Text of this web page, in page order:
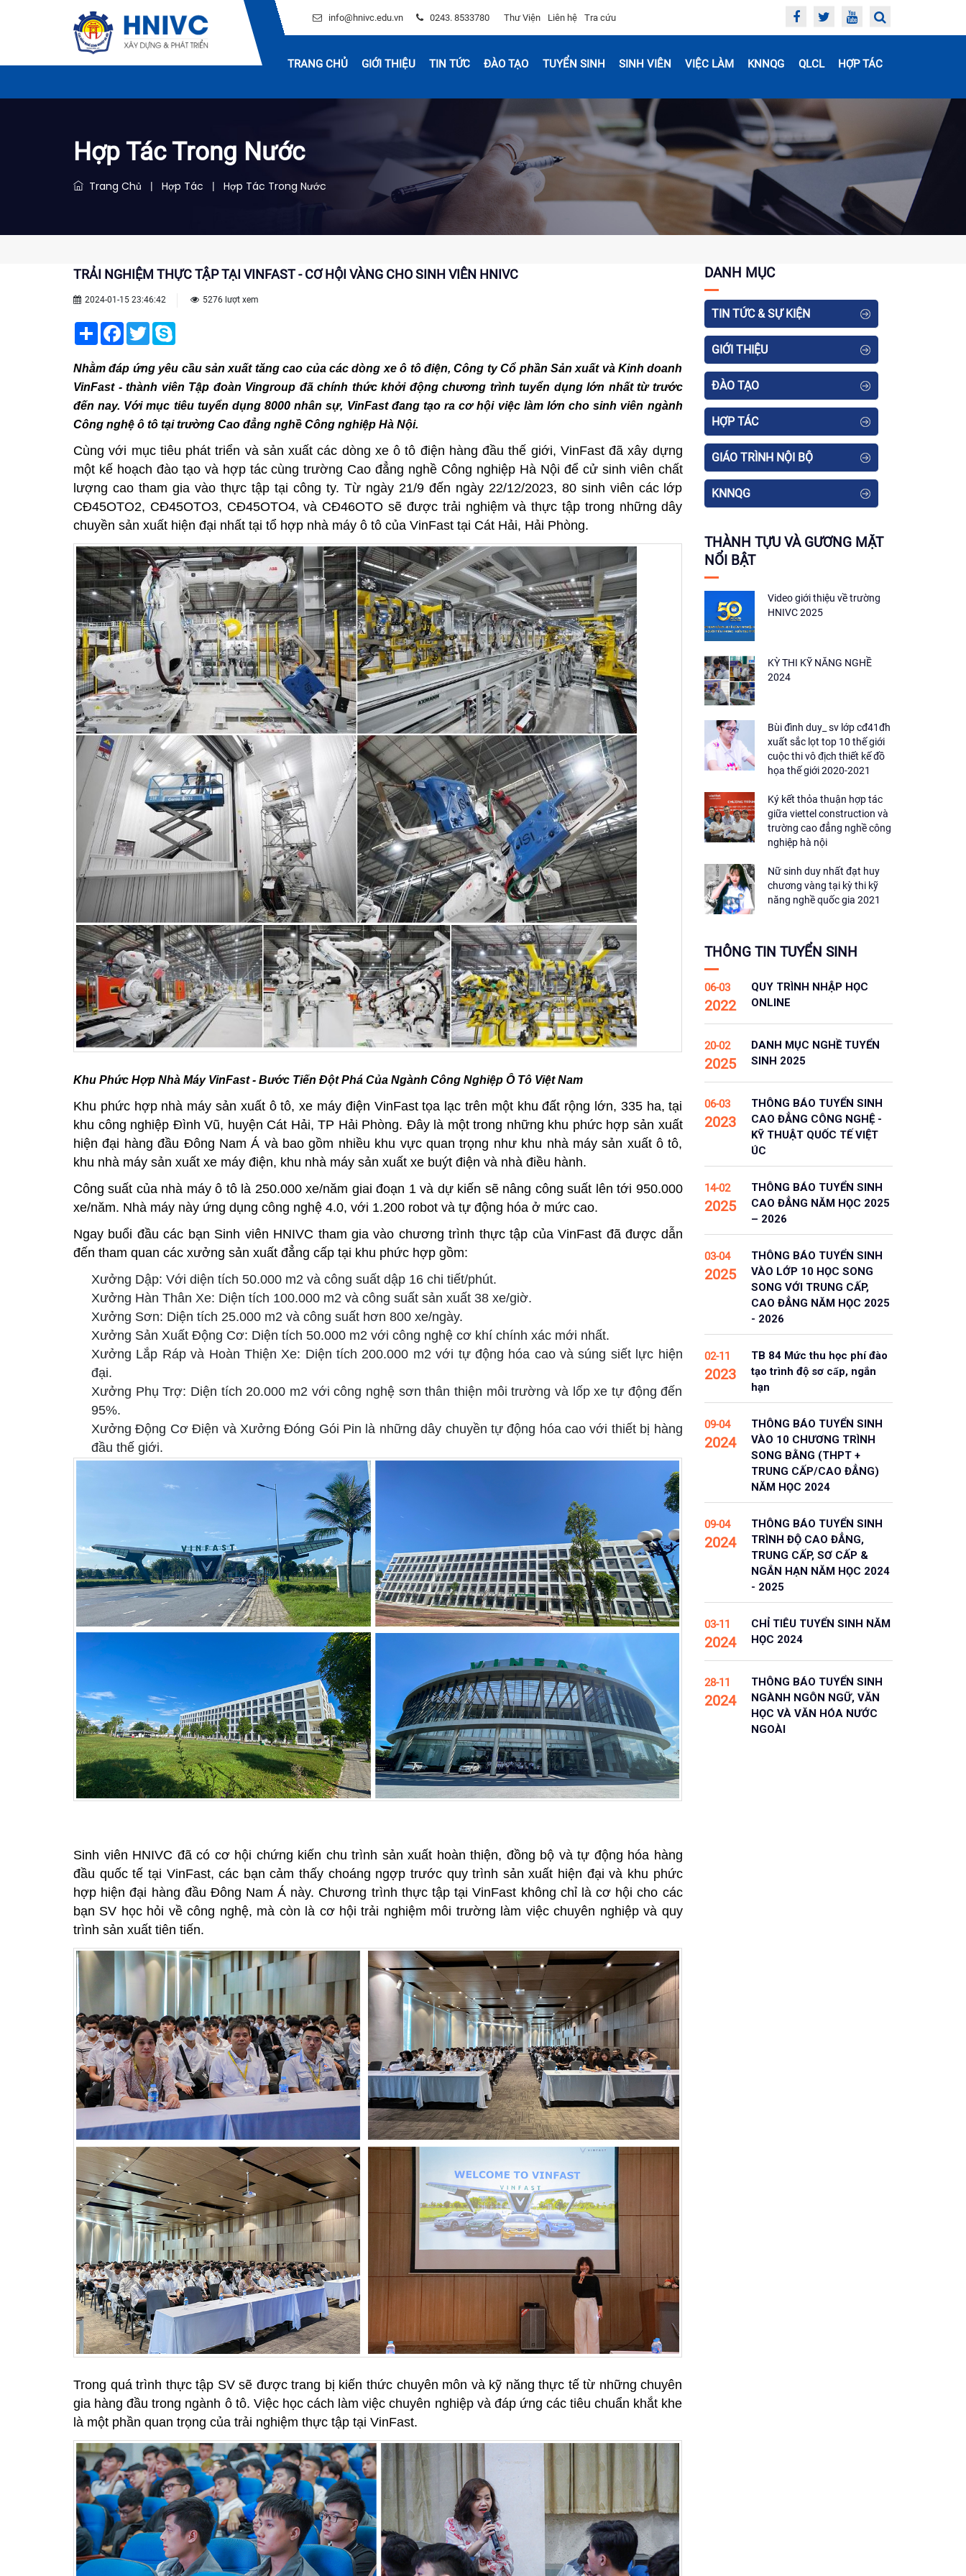
info@hnivc.edu.vn 0243. 8533780 Thư Viện Liên hệ Tra cứu
TRANG CHỦ GIỚI THIỆU TIN TỨC ĐÀO TẠO TUYỂN SINH SINH VIÊN VIỆC LÀM KNNQG QLCL HỢP TÁC
Hợp Tác Trong Nước
Trang Chủ | Hợp Tác | Hợp Tác Trong Nước
TRẢI NGHIỆM THỰC TẬP TẠI VINFAST - CƠ HỘI VÀNG CHO SINH VIÊN HNIVC
2024-01-15 23:46:42 5276 lượt xem
Share Facebook
Twitter
Nhằm đáp ứng yêu cầu sản xuất tăng cao của các dòng xe ô tô điện, Công ty Cổ phần Sản xuất và Kinh doanh
VinFast - thành viên Tập đoàn Vingroup đã chính thức khởi động chương trình tuyển dụng lớn nhất từ trước
đến nay. Với mục tiêu tuyển dụng 8000 nhân sự, VinFast đang tạo ra cơ hội việc làm lớn cho sinh viên ngành
Công nghệ ô tô tại trường Cao đẳng nghề Công nghiệp Hà Nội.
Cùng với mục tiêu phát triển và sản xuất các dòng xe ô tô điện hàng đầu thế giới, VinFast đã xây dựng
một kế hoạch đào tạo và hợp tác cùng trường Cao đẳng nghề Công nghiệp Hà Nội để cử sinh viên chất
lượng cao tham gia vào thực tập tại công ty. Từ ngày 21/9 đến ngày 22/12/2023, 80 sinh viên các lớp
CĐ45OTO2, CĐ45OTO3, CĐ45OTO4, và CĐ46OTO sẽ được trải nghiệm và thực tập trong những dây
chuyền sản xuất hiện đại nhất tại tổ hợp nhà máy ô tô của VinFast tại Cát Hải, Hải Phòng.
Khu Phức Hợp Nhà Máy VinFast - Bước Tiến Đột Phá Của Ngành Công Nghiệp Ô Tô Việt Nam
Khu phức hợp nhà máy sản xuất ô tô, xe máy điện VinFast tọa lạc trên một khu đất rộng lớn, 335 ha, tại
khu công nghiệp Đình Vũ, huyện Cát Hải, TP Hải Phòng. Đây là một trong những khu phức hợp sản xuất
hiện đại hàng đầu Đông Nam Á và bao gồm nhiều khu vực quan trọng như khu nhà máy sản xuất ô tô,
khu nhà máy sản xuất xe máy điện, khu nhà máy sản xuất xe buýt điện và nhà điều hành.
Công suất của nhà máy ô tô là 250.000 xe/năm giai đoạn 1 và dự kiến sẽ nâng công suất lên tới 950.000
xe/năm. Nhà máy này ứng dụng công nghệ 4.0, với 1.200 robot và tự động hóa ở mức cao.
Ngay buổi đầu các bạn Sinh viên HNIVC tham gia vào chương trình thực tập của VinFast đã được dẫn
đến tham quan các xưởng sản xuất đẳng cấp tại khu phức hợp gồm:
Xưởng Dập: Với diện tích 50.000 m2 và công suất dập 16 chi tiết/phút.
Xưởng Hàn Thân Xe: Diện tích 100.000 m2 và công suất sản xuất 38 xe/giờ.
Xưởng Sơn: Diện tích 25.000 m2 và công suất hơn 800 xe/ngày.
Xưởng Sản Xuất Động Cơ: Diện tích 50.000 m2 với công nghệ cơ khí chính xác mới nhất.
Xưởng Lắp Ráp và Hoàn Thiện Xe: Diện tích 200.000 m2 với tự động hóa cao và súng siết lực hiện
đại.
Xưởng Phụ Trợ: Diện tích 20.000 m2 với công nghệ sơn thân thiện môi trường và lốp xe tự động đến
95%.
Xưởng Động Cơ Điện và Xưởng Đóng Gói Pin là những dây chuyền tự động hóa cao với thiết bị hàng
đầu thế giới.
Sinh viên HNIVC đã có cơ hội chứng kiến chu trình sản xuất hoàn thiện, đồng bộ và tự động hóa hàng
đầu quốc tế tại VinFast, các bạn cảm thấy choáng ngợp trước quy trình sản xuất hiện đại và khu phức
hợp hiện đại hàng đầu Đông Nam Á này. Chương trình thực tập tại VinFast không chỉ là cơ hội cho các
bạn SV học hỏi về công nghệ, mà còn là cơ hội trải nghiệm môi trường làm việc chuyên nghiệp và quy
trình sản xuất tiên tiến.
Trong quá trình thực tập SV sẽ được trang bị kiến thức chuyên môn và kỹ năng thực tế từ những chuyên
gia hàng đầu trong ngành ô tô. Việc học cách làm việc chuyên nghiệp và đáp ứng các tiêu chuẩn khắt khe
là một phần quan trọng của trải nghiệm thực tập tại VinFast.
DANH MỤC
TIN TỨC & SỰ KIỆN
GIỚI THIỆU
ĐÀO TẠO
HỢP TÁC
GIÁO TRÌNH NỘI BỘ
KNNQG
THÀNH TỰU VÀ GƯƠNG MẶT
NỔI BẬT
Video giới thiệu về trường
HNIVC 2025
KỲ THI KỸ NĂNG NGHỀ
2024
Bùi đình duy_ sv lớp cđ41đh
xuất sắc lọt top 10 thế giới
cuộc thi vô địch thiết kế đồ
họa thế giới 2020-2021
Ký kết thỏa thuận hợp tác
giữa viettel construction và
trường cao đẳng nghề công
nghiệp hà nội
Nữ sinh duy nhất đạt huy
chương vàng tại kỳ thi kỹ
năng nghề quốc gia 2021
THÔNG TIN TUYỂN SINH
06-03
2022
QUY TRÌNH NHẬP HỌC
ONLINE
20-02
2025
DANH MỤC NGHỀ TUYỂN
SINH 2025
06-03
2023
THÔNG BÁO TUYỂN SINH
CAO ĐẲNG CÔNG NGHỆ -
KỸ THUẬT QUỐC TẾ VIỆT
ÚC
14-02
2025
THÔNG BÁO TUYỂN SINH
CAO ĐẲNG NĂM HỌC 2025
– 2026
03-04
2025
THÔNG BÁO TUYỂN SINH
VÀO LỚP 10 HỌC SONG
SONG VỚI TRUNG CẤP,
CAO ĐẲNG NĂM HỌC 2025
- 2026
02-11
2023
TB 84 Mức thu học phí đào
tạo trình độ sơ cấp, ngắn
hạn
09-04
2024
THÔNG BÁO TUYỂN SINH
VÀO 10 CHƯƠNG TRÌNH
SONG BẰNG (THPT +
TRUNG CẤP/CAO ĐẲNG)
NĂM HỌC 2024
09-04
2024
THÔNG BÁO TUYỂN SINH
TRÌNH ĐỘ CAO ĐẲNG,
TRUNG CẤP, SƠ CẤP &
NGẮN HẠN NĂM HỌC 2024
- 2025
03-11
2024
CHỈ TIÊU TUYỂN SINH NĂM
HỌC 2024
28-11
2024
THÔNG BÁO TUYỂN SINH
NGÀNH NGÔN NGỮ, VĂN
HỌC VÀ VĂN HÓA NƯỚC
NGOÀI